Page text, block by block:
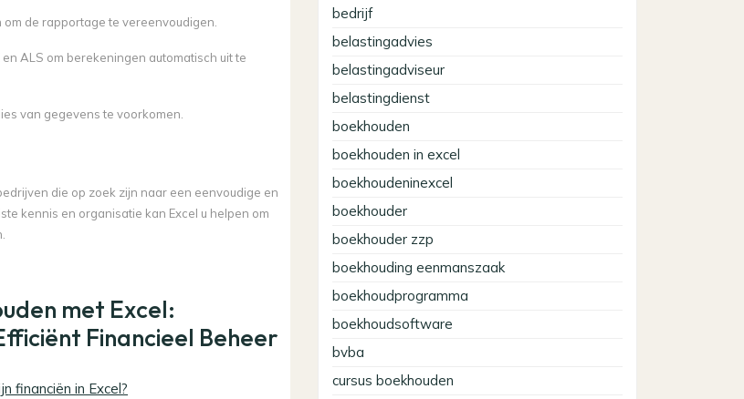
de rapportage te vereenvoudigen.
ALS om berekeningen automatisch uit te
van gegevens te voorkomen.
die op zoek zijn naar een eenvoudige en
kennis en organisatie kan Excel u helpen om
met Excel:
Financieel Beheer
financiën in Excel?
bedrijf
belastingadvies
belastingadviseur
belastingdienst
boekhouden
boekhouden in excel
boekhoudeninexcel
boekhouder
boekhouder zzp
boekhouding eenmanszaak
boekhoudprogramma
boekhoudsoftware
bvba
cursus boekhouden